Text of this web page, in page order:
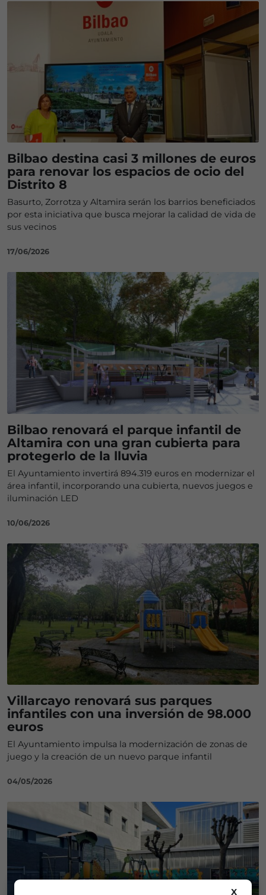
Bilbao destina casi 3 millones de euros
para renovar los espacios de ocio del
Distrito 8
Basurto, Zorrotza y Altamira serán los barrios beneficiados
por esta iniciativa que busca mejorar la calidad de vida de
sus vecinos
17/06/2026
Bilbao renovará el parque infantil de
Altamira con una gran cubierta para
protegerlo de la lluvia
El Ayuntamiento invertirá 894.319 euros en modernizar el
área infantil, incorporando una cubierta, nuevos juegos e
iluminación LED
10/06/2026
Villarcayo renovará sus parques
infantiles con una inversión de 98.000
euros
El Ayuntamiento impulsa la modernización de zonas de
juego y la creación de un nuevo parque infantil
04/05/2026
X